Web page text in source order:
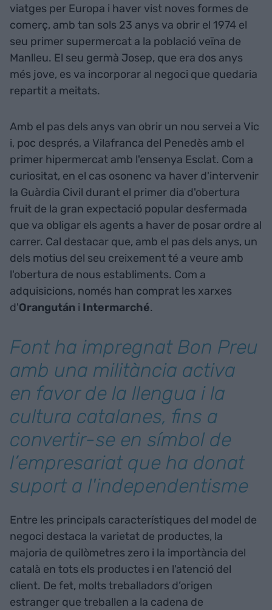
viatges per Europa i haver vist noves formes de
comerç, amb tan sols 23 anys va obrir el 1974 el
seu primer supermercat a la població veïna de
Manlleu. El seu germà Josep, que era dos anys
més jove, es va incorporar al negoci que quedaria
repartit a meitats.
Amb el pas dels anys van obrir un nou servei a Vic
i, poc després, a Vilafranca del Penedès amb el
primer hipermercat amb l'ensenya Esclat. Com a
curiositat, en el cas osonenc va haver d'intervenir
la Guàrdia Civil durant el primer dia d'obertura
fruit de la gran expectació popular desfermada
que va obligar els agents a haver de posar ordre al
carrer. Cal destacar que, amb el pas dels anys, un
dels motius del seu creixement té a veure amb
l'obertura de nous establiments. Com a
adquisicions, només han comprat les xarxes
d'Orangután i Intermarché.
Font ha impregnat Bon Preu
amb una militància activa
en favor de la llengua i la
cultura catalanes, fins a
convertir-se en símbol de
l’empresariat que ha donat
suport a l'independentisme
Entre les principals característiques del model de
negoci destaca la varietat de productes, la
majoria de quilòmetres zero i la importància del
català en tots els productes i en l'atenció del
client. De fet, molts treballadors d’origen
estranger que treballen a la cadena de